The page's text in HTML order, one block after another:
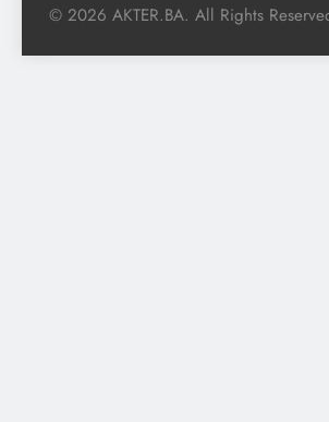
© 2026 AKTER.BA. All Rights